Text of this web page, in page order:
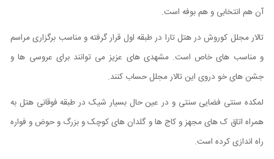
آن هم انتخابی و هم بوفه است.
تالار مجلل کوروش در هتل تارا در طبقه اول قرار گرفته و مناسب برگزاری مراسم
و مناسب های خاص است. مشهدی های عزیز می توانند برای عروسی ها و
جشن های خو دروی این تالار مجلل حساب کنند.
لمکده سنتی فضایی سنتی و در عین حال بسیار شیک در طبقه فوقانی هتل به
همراه اتاق ک های مجهز و کاج ها و گلدان های کوچک و بزرگ و حوض و فواره
راه اندازی کرده است.